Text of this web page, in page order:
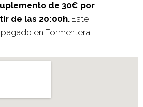
de 30€ por
de las 20:00h.Este
en Formentera.